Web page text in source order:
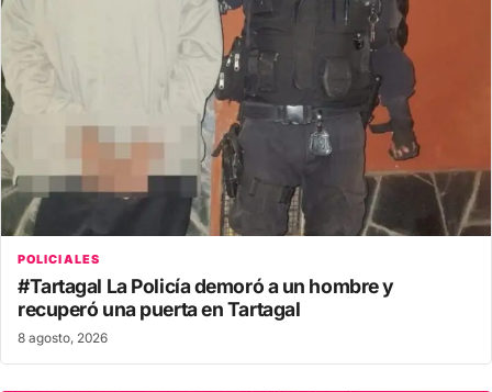
POLICIALES
#Tartagal La Policía demoró a un hombre y
recuperó una puerta en Tartagal
8 agosto, 2026